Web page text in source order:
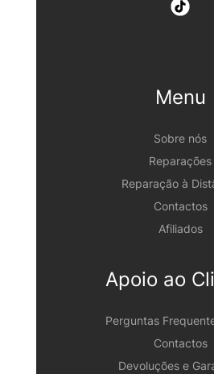
Menu
Sobre nós
Reparações
Reparação à
Contactos
Afiliados
Apoio ao
Perguntas
Contactos
Devoluções e